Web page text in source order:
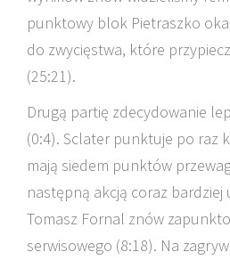
punktowy blok Pietraszko
do zwycięstwa, które
(25:21).
Drugą partię zdecydowanie
(0:4). Sclater punktuje po raz
mają siedem punktów
następną akcją coraz bardziej
Tomasz Fornal znów
serwisowego (8:18). Na